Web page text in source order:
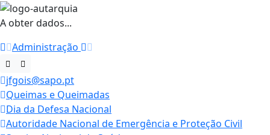
A obter dados...
Administração
jfgois@sapo.pt
Queimas e Queimadas
Dia da Defesa Nacional
Autoridade Nacional de Emergência e Proteção Civil